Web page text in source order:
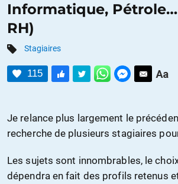
DOSSIERS
CATÉGORIES
CONTACTER
FAIRE UN
Informatique,
RH)
Stagiaires
115
Je relance plus largement le
recherche de plusieurs stagiaires
Les sujets sont innombrables, le
dépendra en fait des profils retenus